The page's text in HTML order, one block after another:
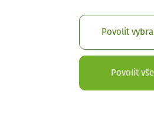
Povolit
Povolit vše
Kostelany nad Moravou č.p.
Kostelany nad Moravou č.p.